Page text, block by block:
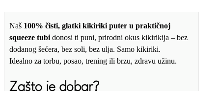
Naš 100% čisti, glatki kikiriki puter u praktičnoj
squeeze tubi donosi ti puni, prirodni okus kikirikija – bez
dodanog šećera, bez soli, bez ulja. Samo kikiriki.
Idealno za torbu, posao, trening ili brzu, zdravu užinu.
Zašto je dobar?